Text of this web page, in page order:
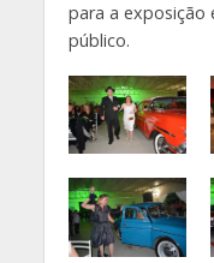
para a exposição
público.